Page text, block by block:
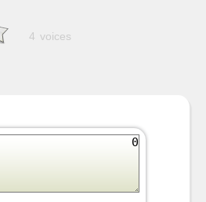
4 voices